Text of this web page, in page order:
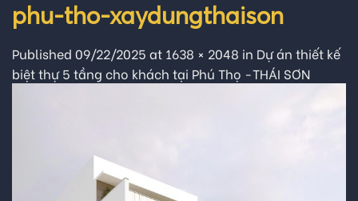
phu-tho-xaydungthaison
Published 09/22/2025 at 1638 × 2048 in Dự án thiết kế
biệt thự 5 tầng cho khách tại Phú Thọ -THÁI SƠN